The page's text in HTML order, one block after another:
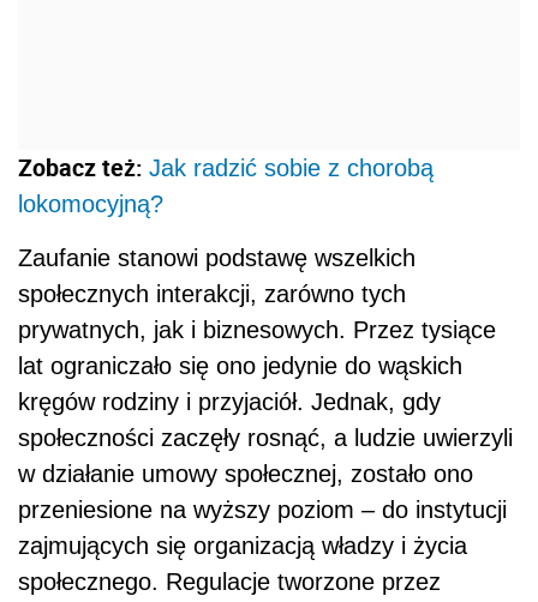
Zobacz też: Jak radzić sobie z chorobą
lokomocyjną?
Zaufanie stanowi podstawę wszelkich
społecznych interakcji, zarówno tych
prywatnych, jak i biznesowych. Przez tysiące
lat ograniczało się ono jedynie do wąskich
kręgów rodziny i przyjaciół. Jednak, gdy
społeczności zaczęły rosnąć, a ludzie uwierzyli
w działanie umowy społecznej, zostało ono
przeniesione na wyższy poziom – do instytucji
zajmujących się organizacją władzy i życia
społecznego. Regulacje tworzone przez